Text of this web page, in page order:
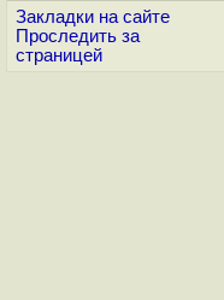
Закладки на сайте
Проследить за
страницей